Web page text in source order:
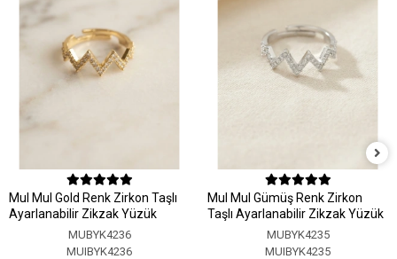
MuI MuI Gold Renk Zirkon Taşlı
Ayarlanabilir Zikzak Yüzük
MUBYK4236
MUIBYK4236
MuI MuI Gümüş Renk Zirkon
Taşlı Ayarlanabilir Zikzak Yüzük
MUBYK4235
MUIBYK4235